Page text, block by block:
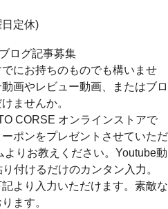
定休)
ログ記事募集
にお持ちのものでも構いませ
画やレビュー動画、またはブロ
ませんか。
CORSE オンラインストアで
ポンをプレゼントさせていただ
りお教えください。Youtube動
付けるだけのカンタン入力。
より入力いただけます。素敵な
ます。